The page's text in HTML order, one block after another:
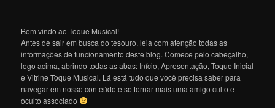
Bem vindo ao Toque Musical!
Antes de sair em busca do tesouro, leia com atenção todas as
informações de funcionamento deste blog. Comece pelo cabeçalho,
logo acima, abrindo todas as abas: Início, Apresentação, Toque Inicial
e Vitrine Toque Musical. Lá está tudo que você precisa saber para
navegar em nosso conteúdo e se tornar mais uma amigo culto e
oculto associado